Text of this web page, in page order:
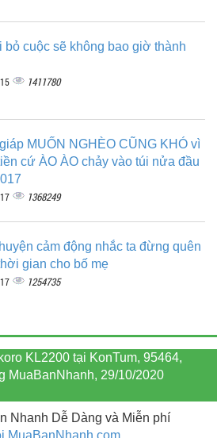
bỏ cuộc sẽ không bao giờ thành
1411780
MUỐN NGHÈO CŨNG KHÓ vì
cứ ÀO ÀO chảy vào túi nửa đầu
1368249
cảm động nhắc ta đừng quên
gian cho bố mẹ
1254735
KL2200 tại KonTum, 95464,
MuaBanNhanh, 29/10/2020
Nhanh Dễ Dàng và Miễn phí
MuaBanNhanh.com